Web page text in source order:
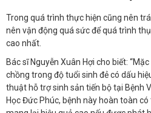
Trong quá trình thực hiện cũng nên
nên vận động quá sức để quá trình
cao nhất.
Bác sĩ Nguyễn Xuân Hợi cho biết:
chồng trong độ tuổi sinh đẻ có dấu
thuật hỗ trợ sinh sản tiến bộ tại Bệnh
Học Đức Phúc, bệnh này hoàn toàn